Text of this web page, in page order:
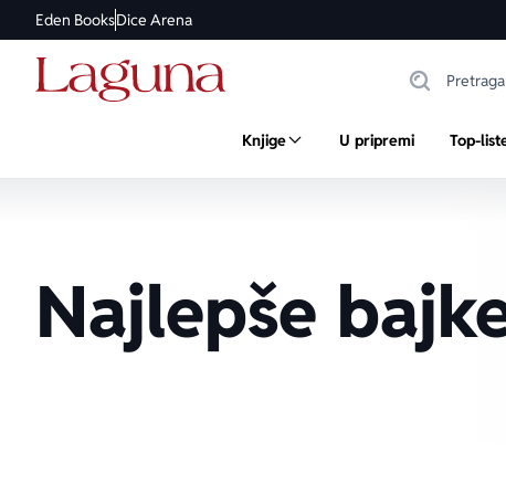
Eden BooksDice Arena
Knjige U pripremi Top-
Najlepše